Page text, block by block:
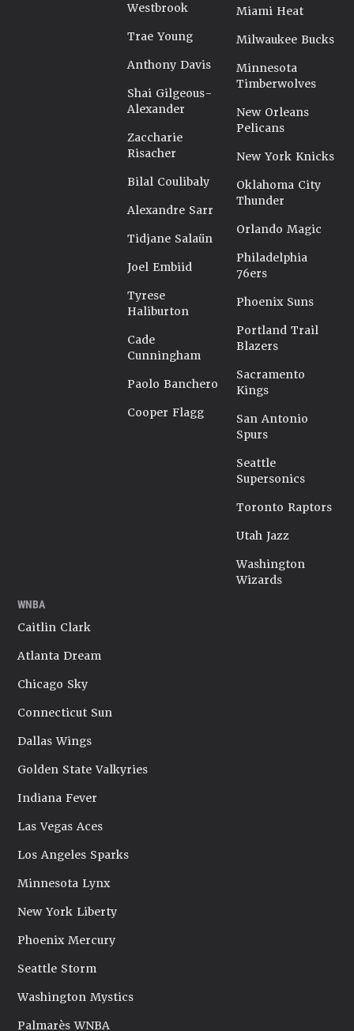
Westbrook
Trae Young
Anthony Davis
Shai Gilgeous-
Alexander
Zaccharie
Risacher
Bilal Coulibaly
Alexandre Sarr
Tidjane Salaün
Joel Embiid
Tyrese
Haliburton
Cade
Cunningham
Paolo Banchero
Cooper Flagg
Miami Heat
Milwaukee Bucks
Minnesota
Timberwolves
New Orleans
Pelicans
New York Knicks
Oklahoma City
Thunder
Orlando Magic
Philadelphia
76ers
Phoenix Suns
Portland Trail
Blazers
Sacramento
Kings
San Antonio
Spurs
Seattle
Supersonics
Toronto Raptors
Utah Jazz
Washington
Wizards
WNBA
Caitlin Clark
Atlanta Dream
Chicago Sky
Connecticut Sun
Dallas Wings
Golden State Valkyries
Indiana Fever
Las Vegas Aces
Los Angeles Sparks
Minnesota Lynx
New York Liberty
Phoenix Mercury
Seattle Storm
Washington Mystics
Palmarès WNBA